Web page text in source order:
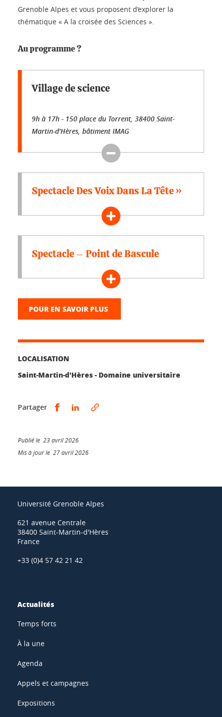
Grenoble Alpes et vous proposent d’explorer la
thématique « A la croisée des Sciences ».
Au programme ?
Village de science
9h à 17h - 150 place du Torrent, 38400 Saint-
Martin-d'Hères, bâtiment IMAG
Spectacle Des Voix Dans La Tête »
Spectacle – Point de Bascule
POUR EN SAVOIR PLUS
LOCALISATION
Saint-Martin-d'Hères - Domaine universitaire
Partager Partager sur Facebook
Partager sur LinkedIn
Publié le 23 avril 2026
Mis à jour le 27 avril 2026
Université Grenoble Alpes
621 avenue Centrale
38400 Saint-Martin-d'Hères
France
+33 (0)4 57 42 21 42
Actualités
Temps forts
À la une
Agenda
Appels et campagnes
Expositions